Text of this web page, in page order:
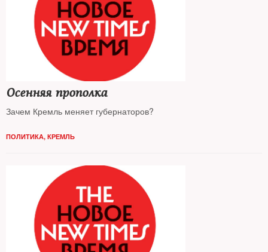
Осенняя прополка
Зачем Кремль меняет губернаторов?
ПОЛИТИКА, КРЕМЛЬ